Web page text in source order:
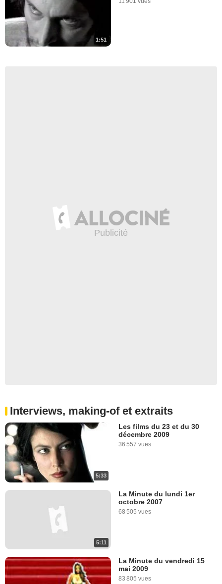
1:51
Interviews, making-of et extraits
5:33
Les films du 23 et du 30
décembre 2009
36 557 vues
5:11
La Minute du lundi 1er
octobre 2007
68 505 vues
La Minute du vendredi 15
mai 2009
83 805 vues